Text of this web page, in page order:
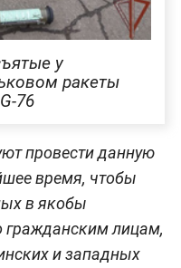
у
ракеты
76
провести данную
время, чтобы
в якобы
гражданским лицам,
и западных